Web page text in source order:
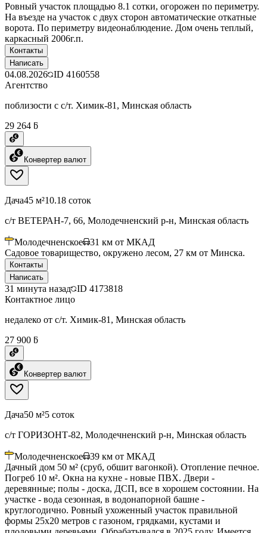
Ровный участок площадью 8.1 сотки, огорожен по периметру.
На въезде на участок с двух сторон автоматические откатные
ворота. По периметру видеонаблюдение. Дом очень теплый,
каркасный 2006г.п.
Контакты
Написать
04.08.2026 ID 4160558
Агентство
поблизости с с/т. Химик-81, Минская область
29 264 ƃ
Конвертер валют
Дача45 м²10.18 соток
с/т ВЕТЕРАН-7, 66, Молодечненский р-н, Минская область
Молодечненское 31 км от МКАД
Садовое товарищество, окружено лесом, 27 км от Минска.
Контакты
Написать
31 минута назад ID 4173818
Контактное лицо
недалеко от с/т. Химик-81, Минская область
27 900 ƃ
Конвертер валют
Дача50 м²5 соток
с/т ГОРИЗОНТ-82, Молодечненский р-н, Минская область
Молодечненское 39 км от МКАД
Дачный дом 50 м² (сруб, обшит вагонкой). Отопление печное.
Погреб 10 м². Окна на кухне - новые ПВХ. Двери -
деревянные; полы - доска, ДСП, все в хорошем состоянии. На
участке - вода сезонная, в водонапорной башне -
круглогодично. Ровный ухоженный участок правильной
формы 25х20 метров с газоном, грядками, кустами и